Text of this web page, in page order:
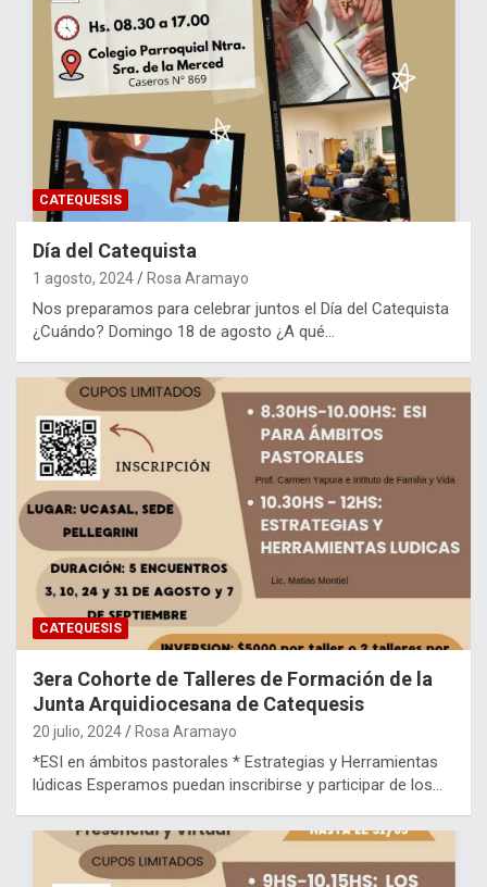
CATEQUESIS
Día del Catequista
1 agosto, 2024 Rosa Aramayo
Nos preparamos para celebrar juntos el Día del Catequista
¿Cuándo? Domingo 18 de agosto ¿A qué…
CATEQUESIS
3era Cohorte de Talleres de Formación de la
Junta Arquidiocesana de Catequesis
20 julio, 2024 Rosa Aramayo
*ESI en ámbitos pastorales * Estrategias y Herramientas
lúdicas Esperamos puedan inscribirse y participar de los…